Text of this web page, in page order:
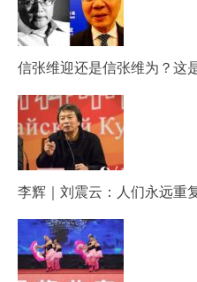
信张维迎还是信张维为？这
李辉｜刘震云：人们永远重